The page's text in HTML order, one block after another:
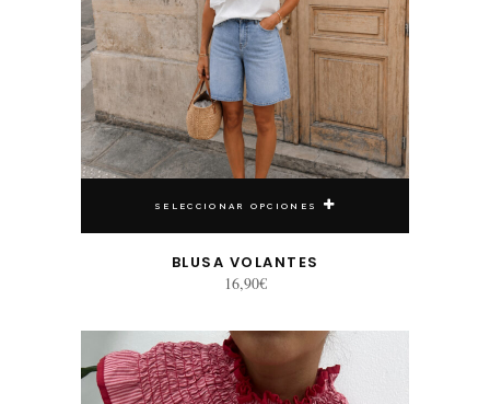
SELECCIONAR OPCIONES
BLUSA VOLANTES
16,90€